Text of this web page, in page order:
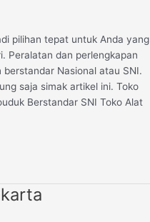
pilihan tepat untuk Anda yang
Peralatan dan perlengkapan
Nasional atau SNI.
saja simak artikel ini. Toko
Berstandar SNI Toko Alat